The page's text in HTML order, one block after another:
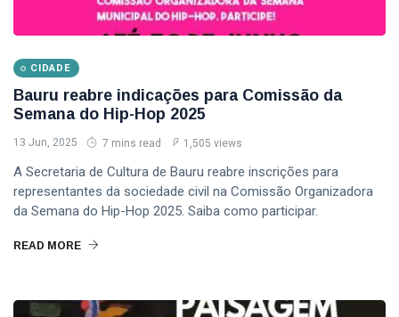
CIDADE
Bauru reabre indicações para Comissão da
Semana do Hip-Hop 2025
13 Jun, 2025 7 mins read 1,505 views
A Secretaria de Cultura de Bauru reabre inscrições para
representantes da sociedade civil na Comissão Organizadora
da Semana do Hip-Hop 2025. Saiba como participar.
READ MORE